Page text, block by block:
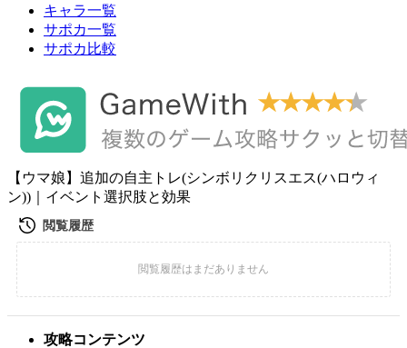
キャラ一覧
サポカ一覧
サポカ比較
【ウマ娘】追加の自主トレ(シンボリクリスエス(ハロウィ
ン))｜イベント選択肢と効果
攻略コンテンツ